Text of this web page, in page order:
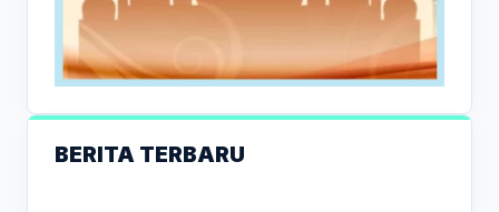
BERITA TERBARU